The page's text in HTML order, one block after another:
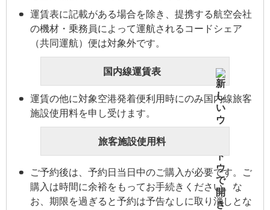
運賃表に記載がある場合を除き、提携する航空会社
の機材・乗務員によって運航されるコードシェア
（共同運航）便は対象外です。
国内線運賃表
運賃の他に対象空港発着便利用時にのみ国内線旅客
施設使用料を申し受けます。
旅客施設使用料
ご予約後は、予約日当日中のご購入が必要です。ご
購入は時間に余裕をもってお手続きください。な
お、期限を過ぎると予約は予告なしに取り消しとな